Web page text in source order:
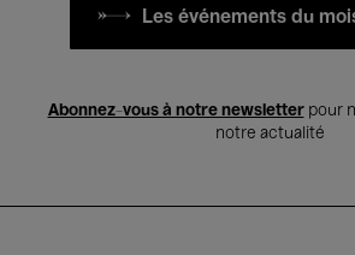
Les événements du
Abonnez-vous à notre newsletterpour
notre actualité